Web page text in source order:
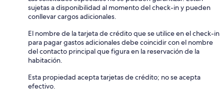
sujetas a disponibilidad al momento del check-in y pueden
conllevar cargos adicionales.
El nombre de la tarjeta de crédito que se utilice en el check-in
para pagar gastos adicionales debe coincidir con el nombre
del contacto principal que figura en la reservación de la
habitación.
Esta propiedad acepta tarjetas de crédito; no se acepta
efectivo.